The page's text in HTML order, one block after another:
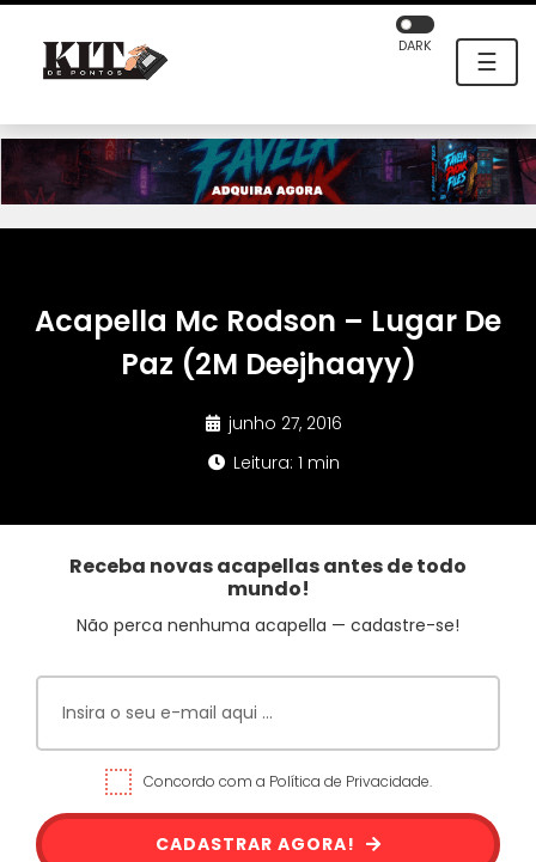
☰
DARK
Acapella Mc Rodson – Lugar De
Paz (2M Deejhaayy)
junho 27, 2016
Leitura: 1 min
Receba novas acapellas antes de todo
mundo!
Não perca nenhuma acapella — cadastre-se!
Concordo com a Política de Privacidade.
CADASTRAR AGORA!